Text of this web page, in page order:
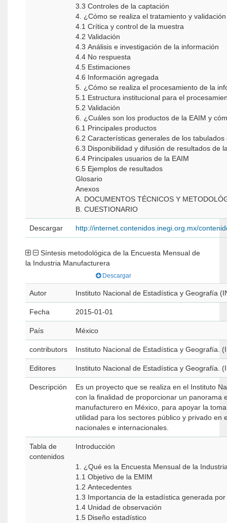
3.3 Controles de la captación
4. ¿Cómo se realiza el tratamiento y
4.1 Crítica y control de la muestra
4.2 Validación
4.3 Análisis e investigación de la información
4.4 No respuesta
4.5 Estimaciones
4.6 Información agregada
5. ¿Cómo se realiza el procesamiento de la
5.1 Estructura institucional para el
5.2 Validación
6. ¿Cuáles son los productos de la EAIM y
6.1 Principales productos
6.2 Características generales de los
6.3 Disponibilidad y difusión de resultados de
6.4 Principales usuarios de la EAIM
6.5 Ejemplos de resultados
Glosario
Anexos
A. DOCUMENTOS TÉCNICOS Y
B. CUESTIONARIO
Descargar http://internet.contenidos.inegi.org.mx/
la Industria Manufacturera
Descargar
Autor Instituto Nacional de Estadística y Geografía
Fecha 2015-01-01
País México
contributors Instituto Nacional de Estadística y Geografía.
Editores Instituto Nacional de Estadística y Geografía.
Descripción
Es un proyecto que se realiza en el Instituto
con la finalidad de proporcionar un panorama
manufacturero en México, para apoyar la
utilidad para los sectores público y privado
nacionales e internacionales.
Tabla de
contenidos
Introducción
1. ¿Qué es la Encuesta Mensual de la
1.1 Objetivo de la EMIM
1.2 Antecedentes
1.3 Importancia de la estadística generada
1.4 Unidad de observación
1.5 Diseño estadístico